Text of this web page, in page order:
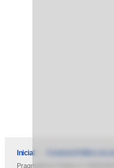
Inicial
Pragmatismo Político © 2009/2025